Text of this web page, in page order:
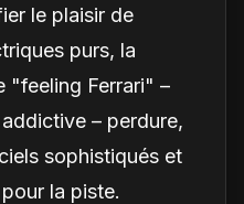
le plaisir de
purs, la
"feeling Ferrari" –
– perdure,
sophistiqués et
la piste.